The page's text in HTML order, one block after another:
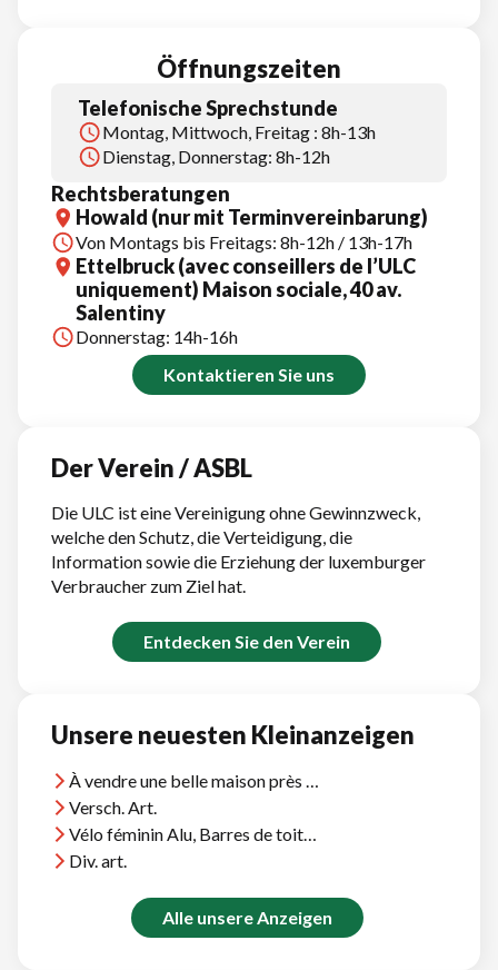
Öffnungszeiten
Telefonische Sprechstunde
Montag, Mittwoch, Freitag : 8h-13h
Dienstag, Donnerstag: 8h-12h
Rechtsberatungen
Howald (nur mit Terminvereinbarung)
Von Montags bis Freitags: 8h-12h / 13h-17h
Ettelbruck (avec conseillers de l’ULC
uniquement) Maison sociale, 40 av.
Salentiny
Donnerstag: 14h-16h
Kontaktieren Sie uns
Der Verein / ASBL
Die ULC ist eine Vereinigung ohne Gewinnzweck,
welche den Schutz, die Verteidigung, die
Information sowie die Erziehung der luxemburger
Verbraucher zum Ziel hat.
Entdecken Sie den Verein
Unsere neuesten Kleinanzeigen
À vendre une belle maison près d'Agadir, vue océan, près plages et terrains golf
Versch. Art.
Vélo féminin Alu, Barres de toit Thule, et divers
Div. art.
Alle unsere Anzeigen